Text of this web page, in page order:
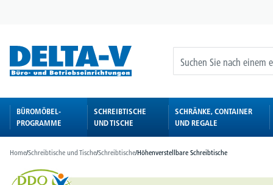
BÜROMÖBEL-
PROGRAMME
SCHREIBTISCHE
UND TISCHE
SCHRÄNKE, CONTAINER
UND REGALE
Home/Schreibtische und Tische/Schreibtische/Höhenverstellbare Schreibtische